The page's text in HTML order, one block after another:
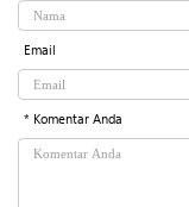
Email
* Komentar Anda